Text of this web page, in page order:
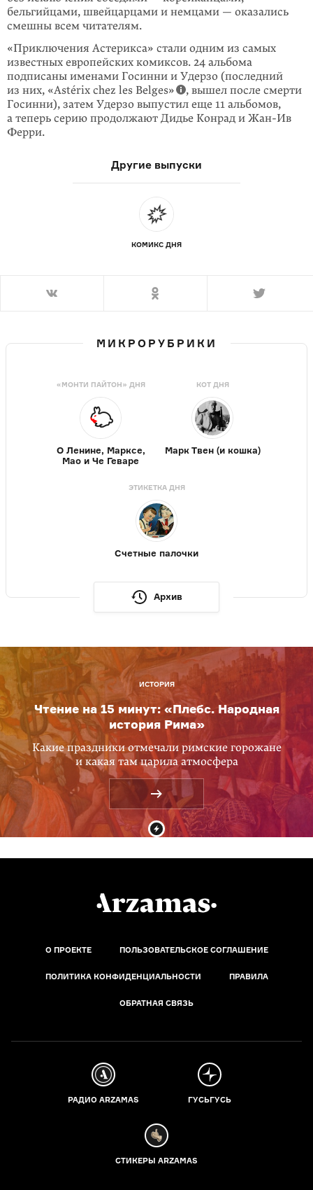
бельгийцами, швейцарцами и немцами — оказались
смешны всем читателям.
«Приключения Астерикса» стали одним из самых
известных европейских комиксов. 24 альбома
подписаны именами Госинни и Удерзо (последний
из них, «Astérix chez les Belges»
, вышел после смерти
Госинни), затем Удерзо выпустил еще 11 альбомов,
а теперь серию продолжают Дидье Конрад и Жан-Ив
Ферри.
Другие выпуски
КОМИКС ДНЯ
МИКРОРУБРИКИ
«МОНТИ ПАЙТОН» ДНЯ
О Ленине, Марксе,
Мао и Че Геваре
КОТ ДНЯ
Марк Твен (и кошка)
ЭТИКЕТКА ДНЯ
Счетные палочки
Архив
ИСТОРИЯ
Чтение на 15 минут: «Плебс. Народная
история Рима»
Какие праздники отмечали римские горожане
и какая там царила атмосфера
О ПРОЕКТЕ ПОЛЬЗОВАТЕЛЬСКОЕ СОГЛАШЕНИЕ
ПОЛИТИКА КОНФИДЕНЦИАЛЬНОСТИ ПРАВИЛА
ОБРАТНАЯ СВЯЗЬ
РАДИО ARZAMAS ГУСЬГУСЬ
СТИКЕРЫ ARZAMAS